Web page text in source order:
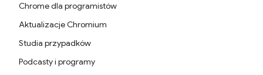
Chrome dla programistów
Aktualizacje Chromium
Studia przypadków
Podcasty i programy